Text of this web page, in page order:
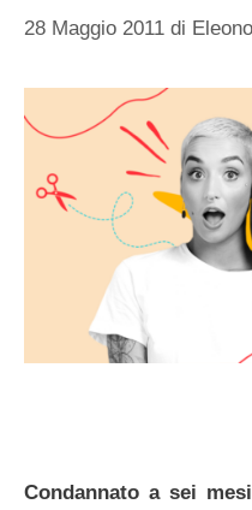
28 Maggio 2011 di
Condannato a sei